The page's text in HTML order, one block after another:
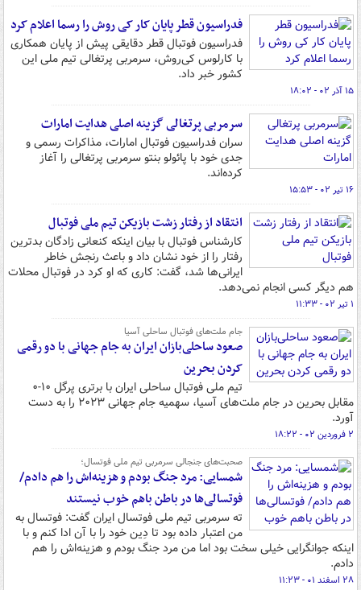
فدراسیون قطر پایان کار کی روش را رسما اعلام کرد
فدراسیون فوتبال قطر دقایقی پیش از پایان همکاری
با کارلوس کی‌روش، سرمربی پرتغالی تیم ملی این
کشور خبر داد.
۱۵ آذر ۰۲ - ۱۸:۰۲
سرمربی پرتغالی گزینه اصلی هدایت امارات
سران فدراسیون فوتبال امارات، مذاکرات رسمی و
جدی خود با پائولو بنتو سرمربی پرتغالی را آغاز
کرده‌اند.
۱۶ تیر ۰۲ - ۱۵:۵۳
انتقاد از رفتار زشت بازیکن تیم ملی فوتبال
کارشناس فوتبال با بیان اینکه کنعانی زادگان بدترین
رفتار را از خود نشان داد و باعث رنجش خاطر
ایرانی‌ها شد، گفت: کاری که او کرد در فوتبال محلات
هم دیگر کسی انجام نمی‌دهد.
۱ تیر ۰۲ - ۱۱:۳۳
جام ملت‌های فوتبال ساحلی آسیا
صعود ساحلی‌بازان ایران به جام جهانی با دو رقمی
کردن بحرین
تیم ملی فوتبال ساحلی ایران با برتری پرگل ۱۰-۰
مقابل بحرین در جام ملت‌های آسیا، سهمیه جام جهانی ۲۰۲۳ را به دست
آورد.
۲ فروردین ۰۲ - ۱۸:۲۲
صحبت‌های جنجالی سرمربی تیم ملی فوتسال؛
شمسایی: مرد جنگ بودم و هزینه‌اش را هم دادم/
فوتسالی‌ها در باطن باهم خوب نیستند
ته سرمربی تیم ملی فوتسال ایران گفت: فوتسال به
من اعتبار داده بود تا دِین خود را با آن ادا کنم و با
اینکه جوانگرایی خیلی سخت بود اما من مرد جنگ بودم و هزینه‌اش را هم
دادم.
۲۸ اسفند ۰۱ - ۱۱:۲۳